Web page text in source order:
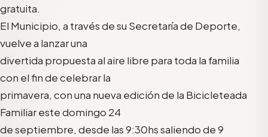
gratuita.
El Municipio, a través de su Secretaría de Deporte,
vuelve a lanzar una
divertida propuesta al aire libre para toda la familia
con el fin de celebrar la
primavera, con una nueva edición de la Bicicleteada
Familiar este domingo 24
de septiembre, desde las 9:30hs saliendo de 9